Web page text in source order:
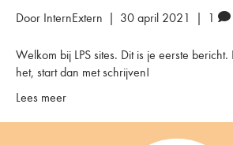
Door InternExtern | 30 april 2021 | 1
Welkom bij LPS sites. Dit is je eerste
het, start dan met schrijven!
Lees meer